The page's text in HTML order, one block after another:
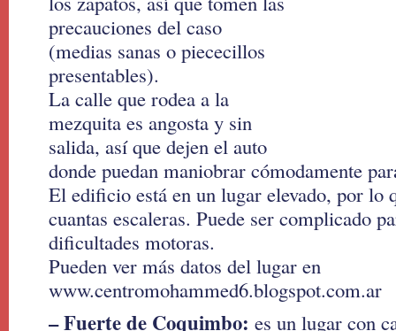
precauciones del caso
(medias sanas o piececillos
presentables).
La calle que rodea a la
mezquita es angosta y sin
salida, así que dejen el auto
donde puedan maniobrar cómodamente
El edificio está en un lugar elevado, por lo
cuantas escaleras. Puede ser complicado
dificultades motoras.
Pueden ver más datos del lugar en
www.centromohammed6.blogspot.com.ar
– Fuerte de Coquimbo: es un lugar con